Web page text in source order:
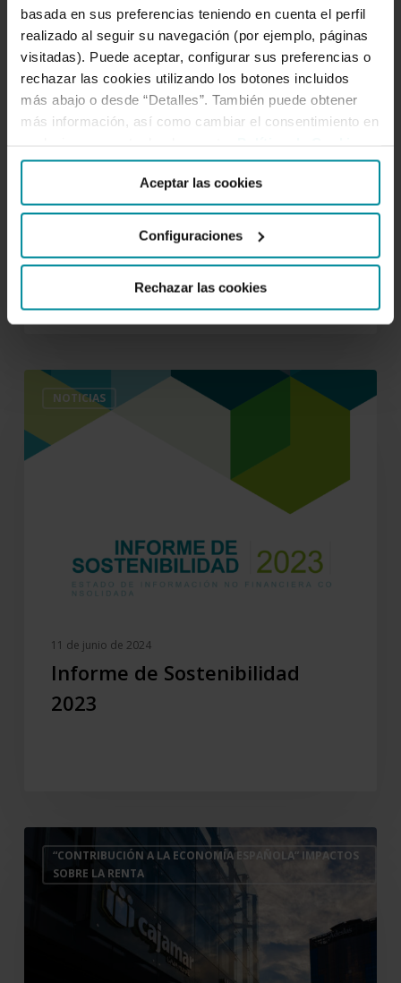
basada en sus preferencias teniendo en cuenta el perfil
realizado al seguir su navegación (por ejemplo, páginas
visitadas). Puede aceptar, configurar sus preferencias o
rechazar las cookies utilizando los botones incluidos
más abajo o desde “Detalles”. También puede obtener
más información, así como cambiar el consentimiento en
Aceptar las cookies
Configuraciones
Rechazar las cookies
en
cada
rincón
de
España
22 de mayo de 2025
Grupo Cajamar: impulsando
empleo, crecimiento e
inclusión en cada rincón de
NOTICIAS
Informe
Sostenibilidad
2023
11 de junio de 2024
Informe de Sostenibilidad
2023
“CONTRIBUCIÓN A LA ECONOMÍA ESPAÑOLA” IMPACTOS
SOBRE LA RENTA
actividad